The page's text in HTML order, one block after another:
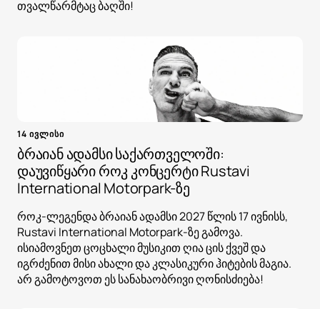
თვალწარმტაც ბაღში!
14 ივლისი
ბრაიან ადამსი საქართველოში:
დაუვიწყარი როკ კონცერტი Rustavi
International Motorpark-ზე
როკ-ლეგენდა ბრაიან ადამსი 2027 წლის 17 ივნისს,
Rustavi International Motorpark-ზე გამოვა.
ისიამოვნეთ ცოცხალი მუსიკით ღია ცის ქვეშ და
იგრძენით მისი ახალი და კლასიკური ჰიტების მაგია.
არ გამოტოვოთ ეს სანახაობრივი ღონისძიება!